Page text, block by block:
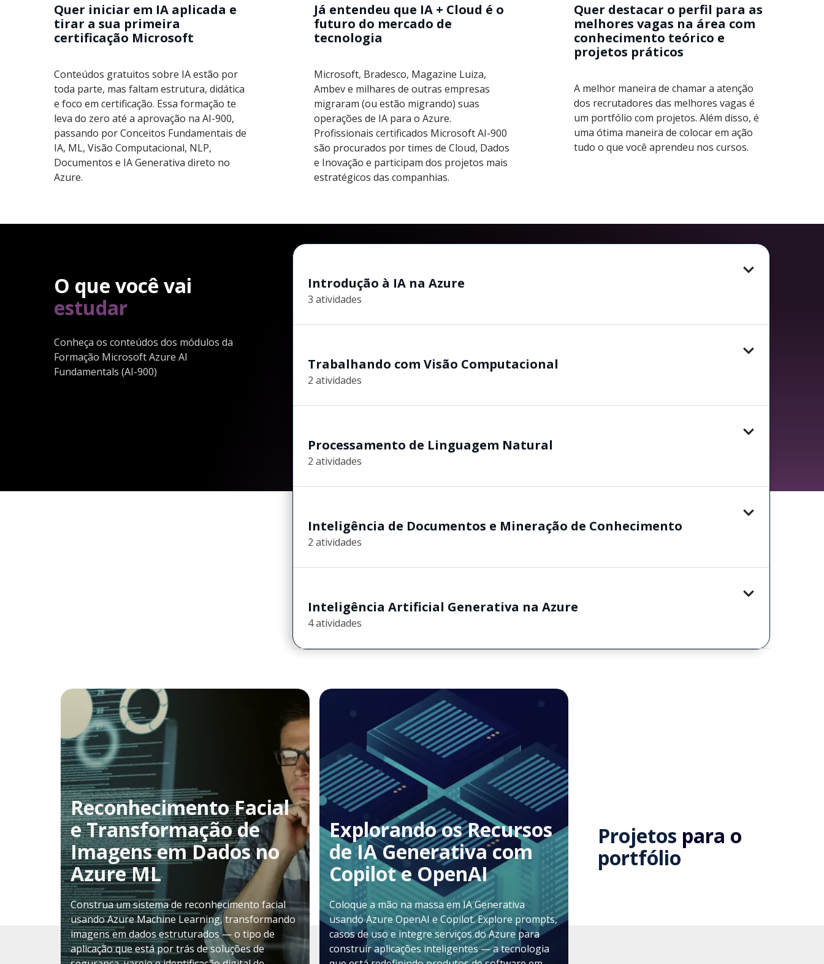
Quer iniciar em IA aplicada e
tirar a sua primeira
certificação Microsoft
Conteúdos gratuitos sobre IA estão por
toda parte, mas faltam estrutura, didática
e foco em certificação. Essa formação te
leva do zero até a aprovação na AI-900,
passando por Conceitos Fundamentais de
IA, ML, Visão Computacional, NLP,
Documentos e IA Generativa direto no
Azure.
Já entendeu que IA + Cloud é o
futuro do mercado de
tecnologia
Microsoft, Bradesco, Magazine Luiza,
Ambev e milhares de outras empresas
migraram (ou estão migrando) suas
operações de IA para o Azure.
Profissionais certificados Microsoft AI-900
são procurados por times de Cloud, Dados
e Inovação e participam dos projetos mais
estratégicos das companhias.
Quer destacar o perfil para as
melhores vagas na área com
conhecimento teórico e
projetos práticos
A melhor maneira de chamar a atenção
dos recrutadores das melhores vagas é
um portfólio com projetos. Além disso, é
uma ótima maneira de colocar em ação
tudo o que você aprendeu nos cursos.
O que você vai
estudar
Conheça os conteúdos dos módulos da
Formação Microsoft Azure AI
Fundamentals (AI-900)
Introdução à IA na Azure
3 atividades
Trabalhando com Visão Computacional
2 atividades
Processamento de Linguagem Natural
2 atividades
Inteligência de Documentos e Mineração de Conhecimento
2 atividades
Inteligência Artificial Generativa na Azure
4 atividades
Projetos para o
portfólio
Reconhecimento Facial
e Transformação de
Imagens em Dados no
Azure ML
Construa um sistema de reconhecimento facial
usando Azure Machine Learning, transformando
imagens em dados estruturados — o tipo de
aplicação que está por trás de soluções de
Explorando os Recursos
de IA Generativa com
Copilot e OpenAI
Coloque a mão na massa em IA Generativa
usando Azure OpenAI e Copilot. Explore prompts,
casos de uso e integre serviços do Azure para
construir aplicações inteligentes — a tecnologia